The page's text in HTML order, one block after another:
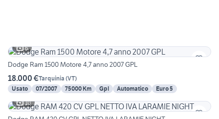
6
Dodge Ram 1500 Motore 4,7 anno 2007 GPL
18.000 €Tarquinia (VT)
Usato
07/2007 75000 Km Gpl Automatico
Euro 5
10